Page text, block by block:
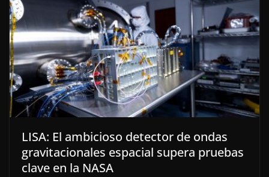
LISA: El ambicioso detector de ondas
gravitacionales espacial supera pruebas
clave en la NASA